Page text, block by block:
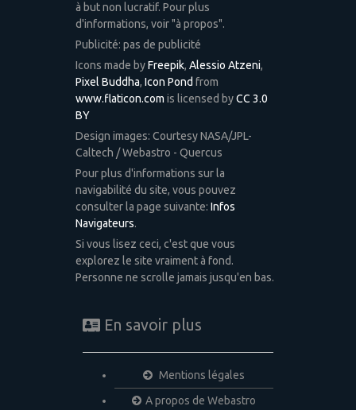
à but non lucratif. Pour plus
d'informations, voir "à propos".
Publicité: pas de publicité
Icons made byFreepik, Alessio Atzeni,
Pixel Buddha, Icon Pond from
www.flaticon.com is licensed byCC 3.0
BY
Design images: Courtesy NASA/JPL-
Caltech / Webastro - Quercus
Pour plus d'informations sur la
navigabilité du site, vous pouvez
consulter la page suivante: Infos
Navigateurs.
Si vous lisez ceci, c'est que vous
explorez le site vraiment à fond.
Personne ne scrolle jamais jusqu'en bas.
En savoir plus
Mentions légales
A propos de Webastro